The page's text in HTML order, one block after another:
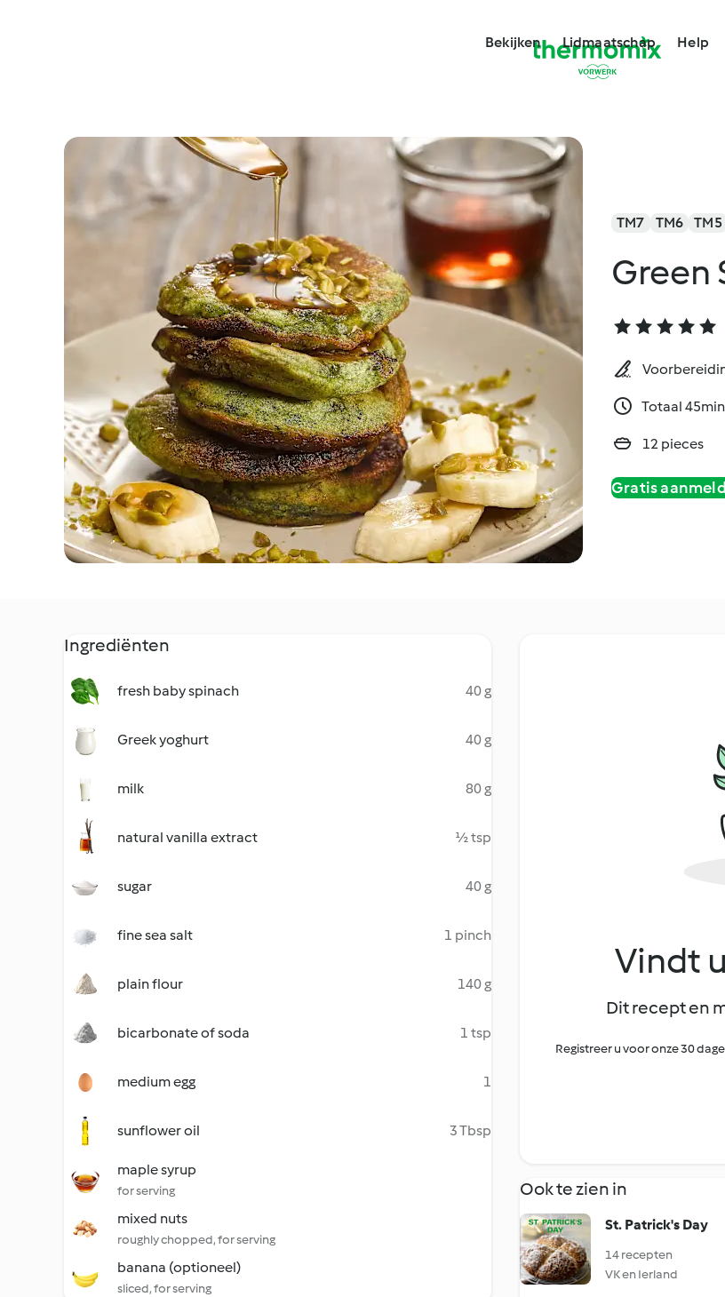
Bekijken Lidmaatschap Help
TM7 TM6 TM5
Green
Totaal 45min
12 pieces
Gratis
Ingrediënten
fresh baby spinach 40 g
Greek yoghurt 40 g
milk 80 g
natural vanilla extract ½ tsp
sugar 40 g
fine sea salt 1 pinch
plain flour 140 g
bicarbonate of soda 1 tsp
medium egg 1
sunflower oil 3 Tbsp
maple syrup
for serving
mixed nuts
roughly chopped, for serving
banana (optioneel)
sliced, for serving
Vindt
Dit recept en
Registreer u voor onze 30
Ook te zien in
St. Patrick's Day
14 recepten
VK en Ierland